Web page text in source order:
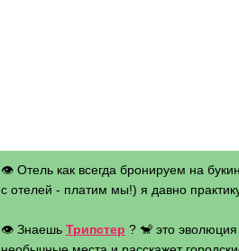
👁 Отель как всегда бронируем на
с отелей - платим мы!) я давно
👁 Знаешь Трипстер ? 🐒 это